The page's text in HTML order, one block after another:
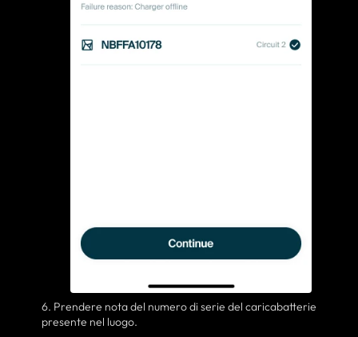
6. Prendere nota del numero di serie del caricabatterie
presente nel luogo.